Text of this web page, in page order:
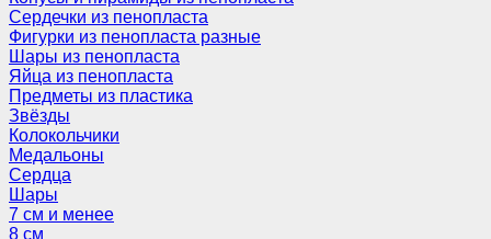
Сердечки из пенопласта
Фигурки из пенопласта разные
Шары из пенопласта
Яйца из пенопласта
Предметы из пластика
Звёзды
Колокольчики
Медальоны
Сердца
Шары
7 см и менее
8 см